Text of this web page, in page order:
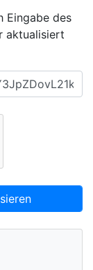
Eingabe des
aktualisiert